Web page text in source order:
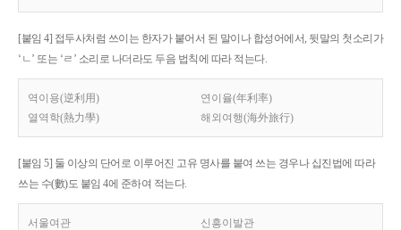
[붙임 4] 접두사처럼 쓰이는 한자가 붙어서 된 말이나 합성어에서, 뒷말의 첫소리가
‘ㄴ’ 또는 ‘ㄹ’ 소리로 나더라도 두음 법칙에 따라 적는다.
역이용(逆利用)
연이율(年利率)
열역학(熱力學)
해외여행(海外旅行)
[붙임 5] 둘 이상의 단어로 이루어진 고유 명사를 붙여 쓰는 경우나 십진법에 따라
쓰는 수(數)도 붙임 4에 준하여 적는다.
서울여관 신흥이발관